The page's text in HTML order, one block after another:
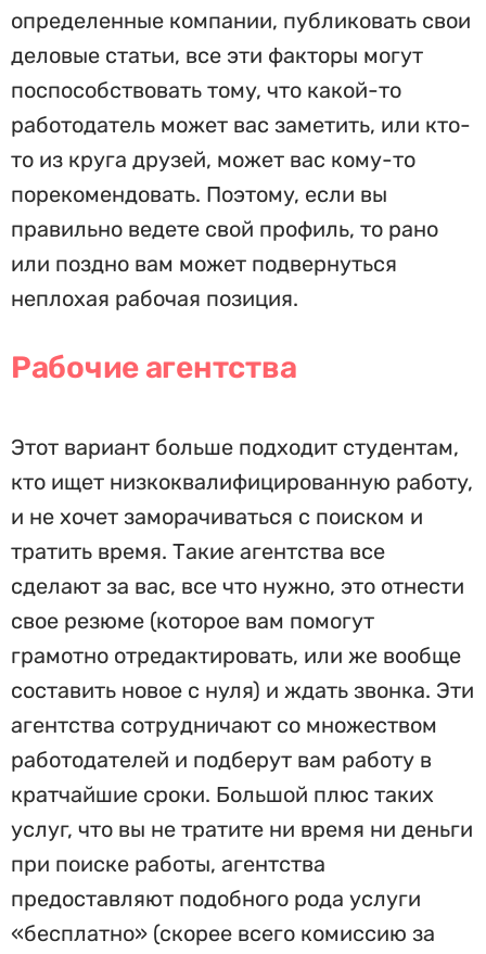
определенные компании, публиковать свои
деловые статьи, все эти факторы могут
поспособствовать тому, что какой-то
работодатель может вас заметить, или кто-
то из круга друзей, может вас кому-то
порекомендовать. Поэтому, если вы
правильно ведете свой профиль, то рано
или поздно вам может подвернуться
неплохая рабочая позиция.
Рабочие агентства
Этот вариант больше подходит студентам,
кто ищет низкоквалифицированную работу,
и не хочет заморачиваться с поиском и
тратить время. Такие агентства все
сделают за вас, все что нужно, это отнести
свое резюме (которое вам помогут
грамотно отредактировать, или же вообще
составить новое с нуля) и ждать звонка. Эти
агентства сотрудничают со множеством
работодателей и подберут вам работу в
кратчайшие сроки. Большой плюс таких
услуг, что вы не тратите ни время ни деньги
при поиске работы, агентства
предоставляют подобного рода услуги
«бесплатно» (скорее всего комиссию за